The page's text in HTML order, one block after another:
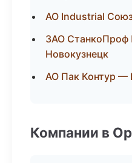
АО Industrial
ЗАО
Новокузнецк
АО Пак Контур —
Компании в